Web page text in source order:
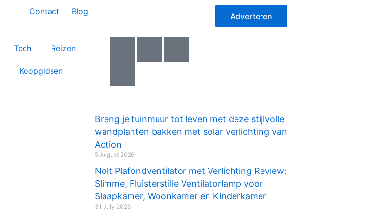
Contact Blog Adverteren
Tech Reizen
Koopgidsen
a
c
e
b
o
o
k
w
r
n
s
g
r
a
m
o
u
u
b
e
-
v
Breng je tuinmuur tot leven met deze stijlvolle
wandplanten bakken met solar verlichting van
Action
5 August 2026
Nolt Plafondventilator met Verlichting Review:
Slimme, Fluisterstille Ventilatorlamp voor
Slaapkamer, Woonkamer en Kinderkamer
31 July 2026